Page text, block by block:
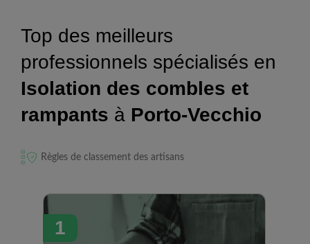
Top des meilleurs
professionnels spécialisés en
Isolation des combles et
rampants à Porto-Vecchio
Règles de classement des artisans
1